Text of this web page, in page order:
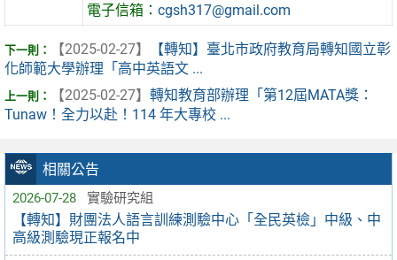
相關公告
2026-07-28 實驗研究組
【轉知】財團法人語言訓練測驗中心「全民英檢」中級、中
高級測驗現正報名中
電子信箱：cgsh317@gmail.com
【2025-02-27】
【轉知】臺北市政府教育局轉知國立彰
化師範大學辦理「高中英語文 ...
【2025-02-27】 轉知教育部辦理「第12屆MATA獎：
Tunaw！全力以赴！114 年大專校 ...